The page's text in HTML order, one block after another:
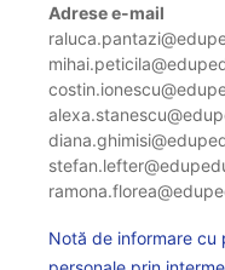
Adrese e-mail
Notă de informare cu